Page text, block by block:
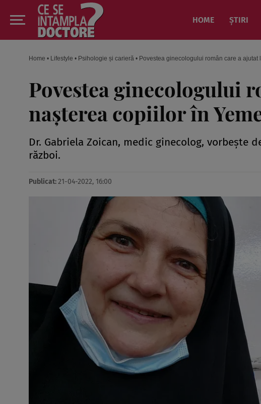
HOME ȘTIRI
Home • Lifestyle • Psihologie și carieră • Povestea ginecologului român care a ajutat
Povestea ginecologului
nașterea copiilor în
Dr. Gabriela Zoican, medic ginecolog, vorbește
război.
Publicat:21-04-2022, 16:00